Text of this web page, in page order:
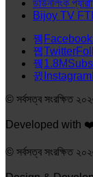
ডাউনলিংক
Bijoy TV
Facebook
Twitter
1.8M
Instagram
© সর্বসত্ব সংরক্ষিত
Developed with
© সর্বসত্ব সংরক্ষিত